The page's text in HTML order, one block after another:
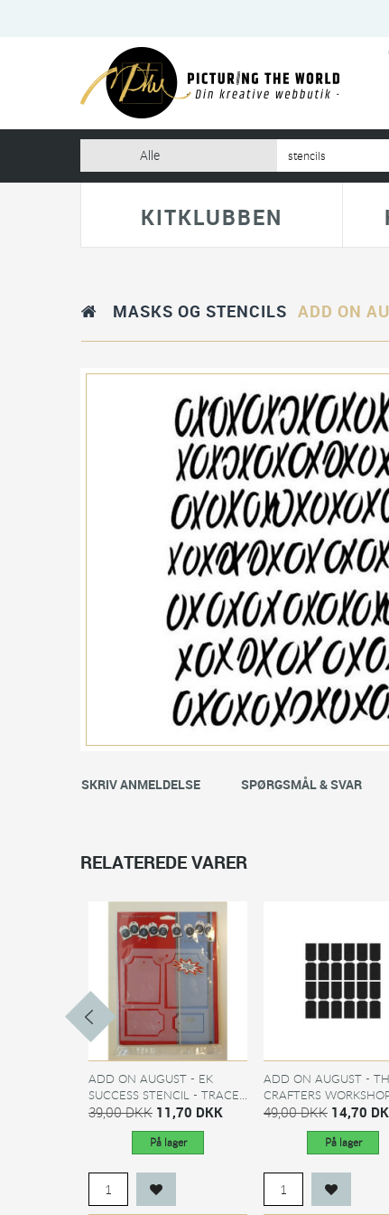
KITKLUBBEN
MASKS OG STENCILS ADD ON
SKRIV ANMELDELSE SPØRGSMÅL & SVAR
RELATEREDE VARER
ADD ON AUGUST - EK
SUCCESS STENCIL - TRACE...
39,00 DKK 11,70 DKK
På lager
ADD ON AUGUST -
CRAFTERS
MASK...
49,00 DKK 14,70
På lager